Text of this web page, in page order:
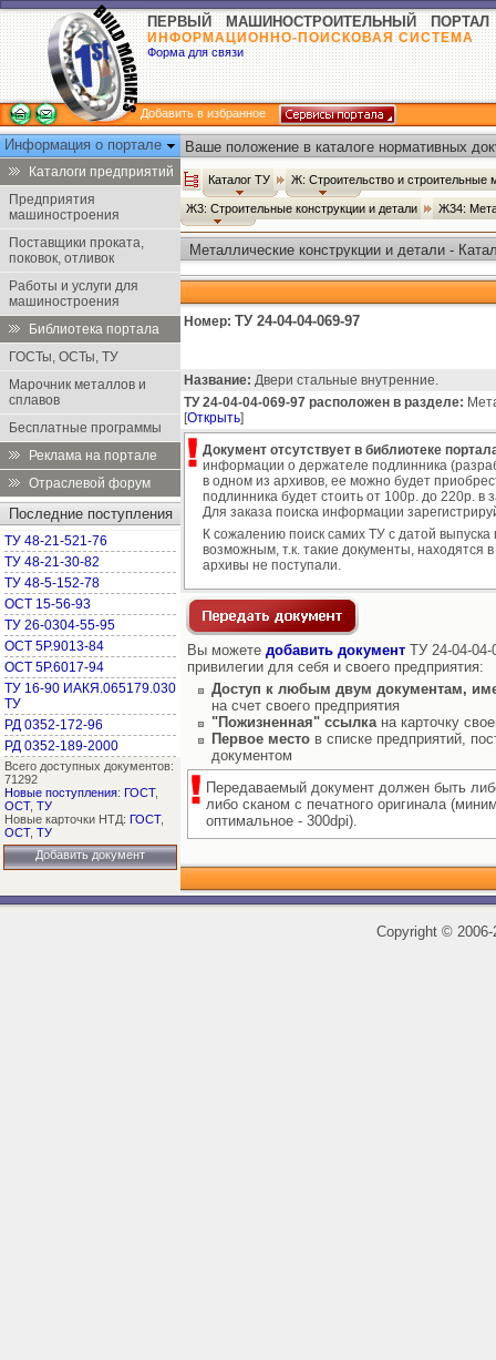
ПЕРВЫЙ МАШИНОСТРОИТЕЛЬНЫЙ ПОРТАЛ
ИНФОРМАЦИОННО-ПОИСКОВАЯ СИСТЕМА
Форма для связи
Добавить в избранное
Информация о портале
Каталоги предприятий
Предприятия
машиностроения
Поставщики проката,
поковок, отливок
Работы и услуги для
машиностроения
Библиотека портала
ГОСТы, ОСТы, ТУ
Марочник металлов и
сплавов
Бесплатные программы
Реклама на портале
Отраслевой форум
Последние поступления
ТУ 48-21-521-76
ТУ 48-21-30-82
ТУ 48-5-152-78
ОСТ 15-56-93
ТУ 26-0304-55-95
ОСТ 5Р.9013-84
ОСТ 5Р.6017-94
ТУ 16-90 ИАКЯ.065179.030
ТУ
РД 0352-172-96
РД 0352-189-2000
Всего доступных документов:
71292
Новые поступления: ГОСТ,
ОСТ, ТУ
Новые карточки НТД: ГОСТ,
ОСТ, ТУ
Добавить документ
Ваше положение в каталоге нормативных
Каталог ТУ Ж: Строительство и строительные
Ж3: Строительные конструкции и детали Ж34:
Металлические конструкции и детали -
Номер: ТУ 24-04-04-069-97
Название: Двери стальные внутренние.
ТУ 24-04-04-069-97 расположен в разделе:
[Открыть]
Документ отсутствует в библиотеке
информации о держателе подлинника
в одном из архивов, ее можно будет
подлинника будет стоить от 100р. до 220р. в
Для заказа поиска информации
К сожалению поиск самих ТУ с датой
возможным, т.к. такие документы, находятся
архивы не поступали.
Вы можете добавить документ ТУ 24-04-04-
привилегии для себя и своего предприятия:
Доступ к любым двум документам,
на счет своего предприятия
"Пожизненная" ссылкана карточку
Первое место в списке предприятий,
документом
Передаваемый документ должен быть
либо сканом с печатного оригинала
оптимальное - 300dpi).
Copyright ©